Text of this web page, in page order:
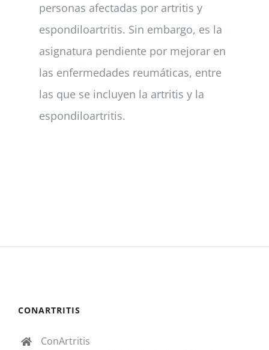
personas afectadas por artritis y
espondiloartritis. Sin embargo, es la
asignatura pendiente por mejorar en
las enfermedades reumáticas, entre
las que se incluyen la artritis y la
espondiloartritis.
CONARTRITIS
ConArtritis